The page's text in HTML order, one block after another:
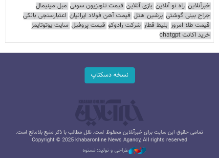
خبرآنلاین راه نو آنلاین بازی آنلاین قیمت تلویزیون سونی مبل مینیمال
جراح بینی گوشتی پرشین هتل قیمت آهن فولاد ایرانیان اعتبارسنجی بانکی
قیمت طلا امروز بلیط قطار شرکت رادوکو قیمت پروفیل سایت یوتوتایمز
خرید اکانت chatgpt
نسخه دسکتاپ
تمامی حقوق این سایت برای خبرآنلاین محفوظ است. نقل مطالب با ذکر منبع بلامانع است.
Copyright © 2025 khabaronline News Agancy, All rights reserved
طراحی و تولید: نستوه